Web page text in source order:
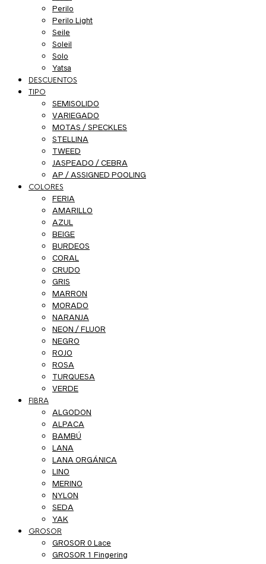
Perilo
Perilo Light
Seile
Soleil
Solo
Yatsa
DESCUENTOS
TIPO
SEMISOLIDO
VARIEGADO
MOTAS / SPECKLES
STELLINA
TWEED
JASPEADO / CEBRA
AP / ASSIGNED POOLING
COLORES
FERIA
AMARILLO
AZUL
BEIGE
BURDEOS
CORAL
CRUDO
GRIS
MARRON
MORADO
NARANJA
NEON / FLUOR
NEGRO
ROJO
ROSA
TURQUESA
VERDE
FIBRA
ALGODON
ALPACA
BAMBÚ
LANA
LANA ORGÁNICA
LINO
MERINO
NYLON
SEDA
YAK
GROSOR
GROSOR 0 Lace
GROSOR 1 Fingering